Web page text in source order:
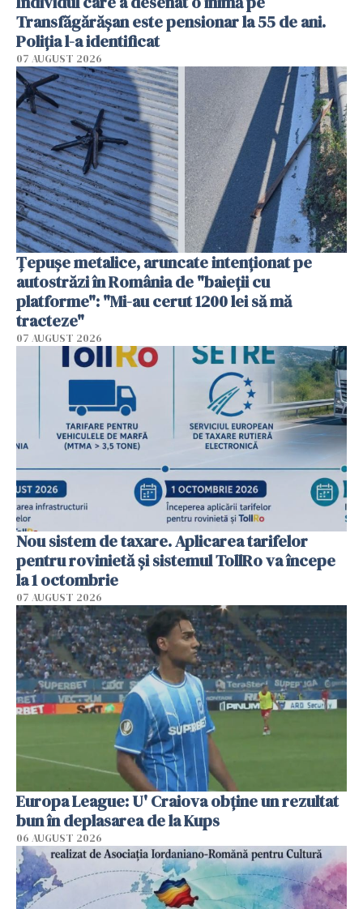
Transfăgărășan este pensionar la 55 de ani.
Poliția l-a identificat
07 AUGUST 2026
Țepușe metalice, aruncate intenționat pe
autostrăzi în România de "baieții cu
platforme": "Mi-au cerut 1200 lei să mă
tracteze"
07 AUGUST 2026
Nou sistem de taxare. Aplicarea tarifelor
pentru rovinietă şi sistemul TollRo va începe
la 1 octombrie
07 AUGUST 2026
Europa League: U' Craiova obține un rezultat
bun în deplasarea de la Kups
06 AUGUST 2026